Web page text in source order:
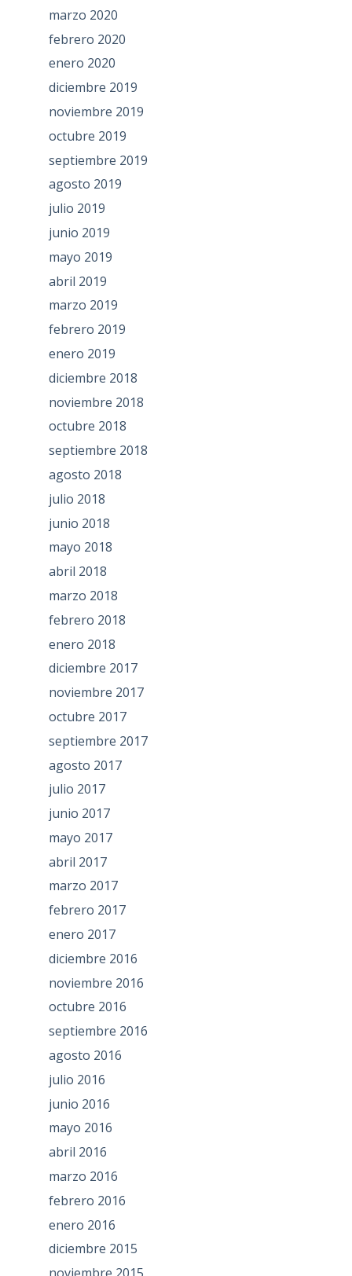
marzo 2020
febrero 2020
enero 2020
diciembre 2019
noviembre 2019
octubre 2019
septiembre 2019
agosto 2019
julio 2019
junio 2019
mayo 2019
abril 2019
marzo 2019
febrero 2019
enero 2019
diciembre 2018
noviembre 2018
octubre 2018
septiembre 2018
agosto 2018
julio 2018
junio 2018
mayo 2018
abril 2018
marzo 2018
febrero 2018
enero 2018
diciembre 2017
noviembre 2017
octubre 2017
septiembre 2017
agosto 2017
julio 2017
junio 2017
mayo 2017
abril 2017
marzo 2017
febrero 2017
enero 2017
diciembre 2016
noviembre 2016
octubre 2016
septiembre 2016
agosto 2016
julio 2016
junio 2016
mayo 2016
abril 2016
marzo 2016
febrero 2016
enero 2016
diciembre 2015